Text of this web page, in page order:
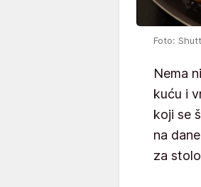
Foto:
Nema
kuću i
koji se
na
za